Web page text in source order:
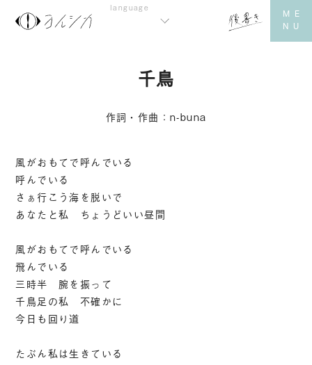
千鳥
作詞・作曲：n-buna
風がおもてで呼んでいる
呼んでいる
さぁ行こう海を脱いで
あなたと私 ちょうどいい昼間
風がおもてで呼んでいる
飛んでいる
三時半 腕を振って
千鳥足の私 不確かに
今日も回り道
たぶん私は生きている